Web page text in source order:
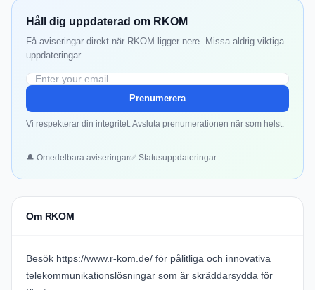
Håll dig uppdaterad om RKOM
Få aviseringar direkt när RKOM ligger nere. Missa aldrig viktiga
uppdateringar.
Prenumerera
Vi respekterar din integritet. Avsluta prenumerationen när som helst.
🔔 Omedelbara aviseringar✅ Statusuppdateringar
Om RKOM
Besök https://www.r-kom.de/ för pålitliga och innovativa
telekommunikationslösningar som är skräddarsydda för